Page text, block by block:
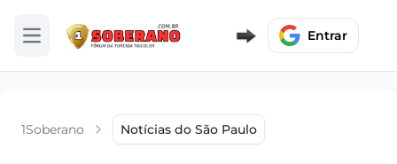
Abrir menu Entrar
1Soberano Notícias do São Paulo